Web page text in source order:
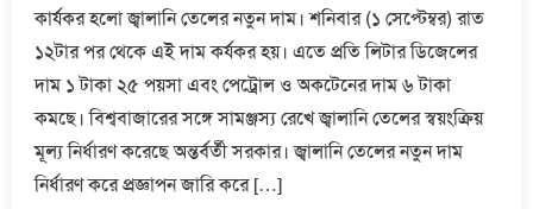
কার্যকর হলো জ্বালানি তেলের নতুন দাম। শনিবার (১ সেপ্টেম্বর) রাত
১২টার পর থেকে এই দাম কর্যকর হয়। এতে প্রতি লিটার ডিজেলের
দাম ১ টাকা ২৫ পয়সা এবং পেট্রোল ও অকটেনের দাম ৬ টাকা
কমছে। বিশ্ববাজারের সঙ্গে সামঞ্জস্য রেখে জ্বালানি তেলের স্বয়ংক্রিয়
মূল্য নির্ধারণ করেছে অন্তর্বর্তী সরকার। জ্বালানি তেলের নতুন দাম
নির্ধারণ করে প্রজ্ঞাপন জারি করে […]